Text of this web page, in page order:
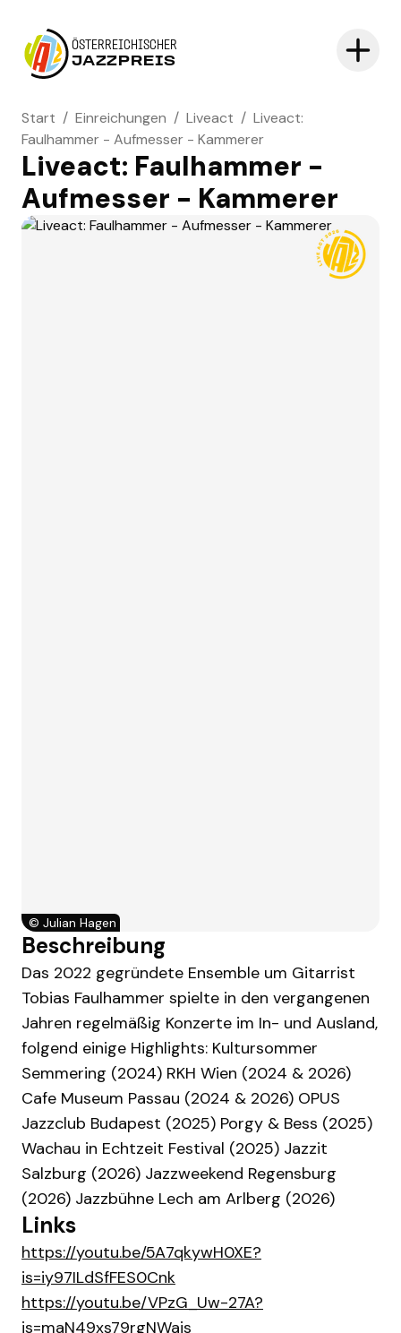
ÖSTERREICHISCHER
JAZZPREIS
Start / Einreichungen / Liveact / Liveact:
Faulhammer - Aufmesser - Kammerer
Liveact: Faulhammer -
Aufmesser - Kammerer
© Julian Hagen
Beschreibung
Das 2022 gegründete Ensemble um Gitarrist
Tobias Faulhammer spielte in den vergangenen
Jahren regelmäßig Konzerte im In- und Ausland,
folgend einige Highlights: Kultursommer
Semmering (2024) RKH Wien (2024 & 2026)
Cafe Museum Passau (2024 & 2026) OPUS
Jazzclub Budapest (2025) Porgy & Bess (2025)
Wachau in Echtzeit Festival (2025) Jazzit
Salzburg (2026) Jazzweekend Regensburg
(2026) Jazzbühne Lech am Arlberg (2026)
Links
https://youtu.be/5A7qkywH0XE?
is=iy97ILdSfFES0Cnk
https://youtu.be/VPzG_Uw-27A?
is=maN49xs79rgNWais